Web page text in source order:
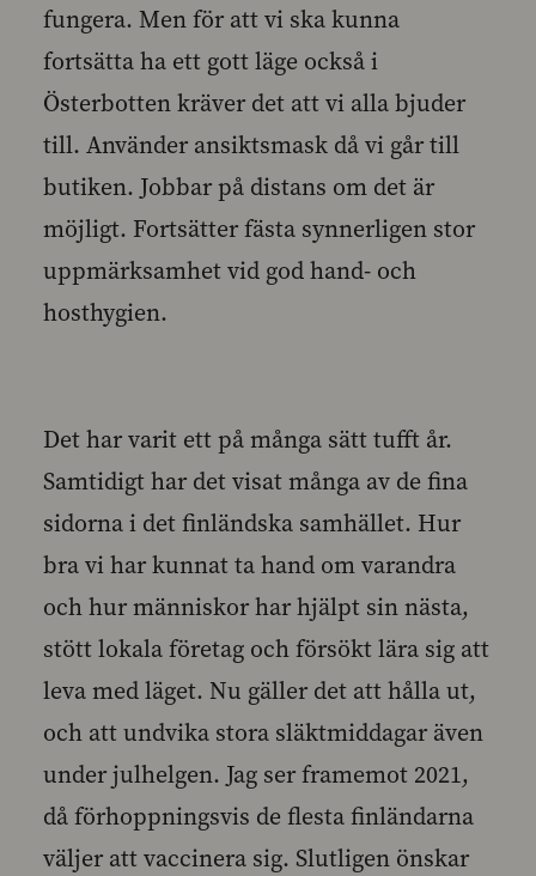
fungera. Men för att vi ska kunna
fortsätta ha ett gott läge också i
Österbotten kräver det att vi alla bjuder
till. Använder ansiktsmask då vi går till
butiken. Jobbar på distans om det är
möjligt. Fortsätter fästa synnerligen stor
uppmärksamhet vid god hand- och
hosthygien.
Det har varit ett på många sätt tufft år.
Samtidigt har det visat många av de fina
sidorna i det finländska samhället. Hur
bra vi har kunnat ta hand om varandra
och hur människor har hjälpt sin nästa,
stött lokala företag och försökt lära sig att
leva med läget. Nu gäller det att hålla ut,
och att undvika stora släktmiddagar även
under julhelgen. Jag ser framemot 2021,
då förhoppningsvis de flesta finländarna
väljer att vaccinera sig. Slutligen önskar